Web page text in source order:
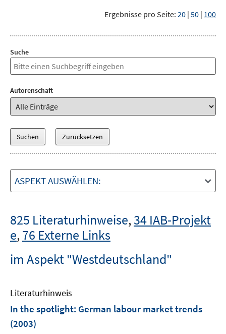
Ergebnisse pro Seite: 20 | 50 | 100
Suche
Autorenschaft
ASPEKT AUSWÄHLEN:
825 Literaturhinweise,34 IAB-Projekt
e,76 Externe Links
im Aspekt "Westdeutschland"
Literaturhinweis
In the spotlight: German labour market trends
(2003)